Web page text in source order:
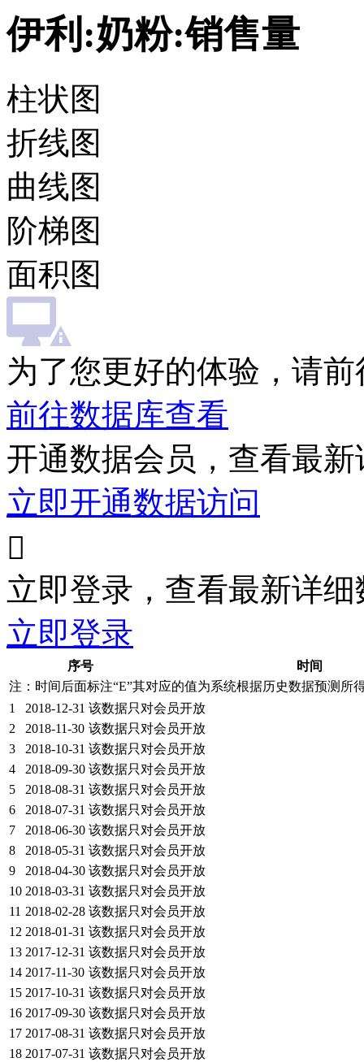
伊利:奶粉:销售量
柱状图
折线图
曲线图
阶梯图
面积图
为了您更好的体验，请
前往数据库查看
开通数据会员，查看最
立即开通数据访问

立即登录，查看最新详细
立即登录
序号
时间
注：时间后面标注“E”其对应的值为系统根据历史数据预测所
1
2018-12-31 该数据只对会员开放
2
2018-11-30 该数据只对会员开放
3
2018-10-31 该数据只对会员开放
4
2018-09-30 该数据只对会员开放
5
2018-08-31 该数据只对会员开放
6
2018-07-31 该数据只对会员开放
7
2018-06-30 该数据只对会员开放
8
2018-05-31 该数据只对会员开放
9
2018-04-30 该数据只对会员开放
10 2018-03-31 该数据只对会员开放
11 2018-02-28 该数据只对会员开放
12 2018-01-31 该数据只对会员开放
13 2017-12-31 该数据只对会员开放
14 2017-11-30 该数据只对会员开放
15 2017-10-31 该数据只对会员开放
16 2017-09-30 该数据只对会员开放
17 2017-08-31 该数据只对会员开放
18 2017-07-31 该数据只对会员开放